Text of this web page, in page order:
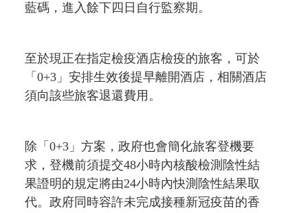
藍碼，進入餘下四日自行監察期。
至於現正在指定檢疫酒店檢疫的旅客，可於
「0+3」安排生效後提早離開酒店，相關酒店
須向該些旅客退還費用。
除「0+3」方案，政府也會簡化旅客登機要
求，登機前須提交48小時內核酸檢測陰性結
果證明的規定將由24小時內快測陰性結果取
代。政府同時容許未完成接種新冠疫苗的香